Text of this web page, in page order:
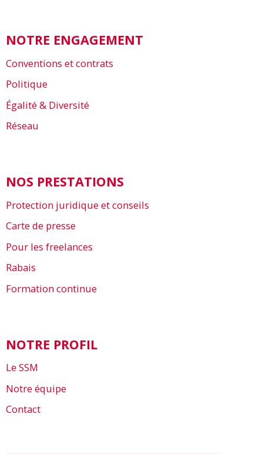
NOTRE ENGAGEMENT
Conventions et contrats
Politique
Égalité & Diversité
Réseau
NOS PRESTATIONS
Protection juridique et conseils
Carte de presse
Pour les freelances
Rabais
Formation continue
NOTRE PROFIL
Le SSM
Notre équipe
Contact